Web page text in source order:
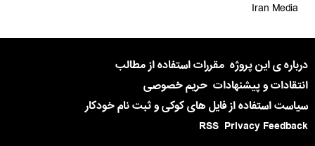
Iran Media
درباره ی این پروژه مقررات استفاده از مطالب
انتقادات و پیشنهادات حریم خصوصی
سیاست استفاده از فایل های کوکی و ثبت نام خودکار
Privacy Feedback
RSS